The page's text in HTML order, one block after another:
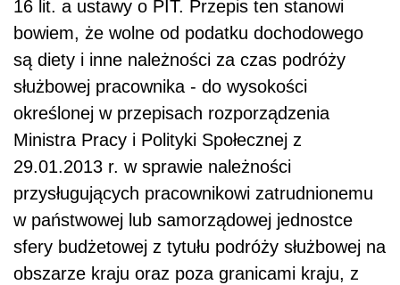
16 lit. a ustawy o PIT. Przepis ten stanowi
bowiem, że wolne od podatku dochodowego
są diety i inne należności za czas podróży
służbowej pracownika - do wysokości
określonej w przepisach rozporządzenia
Ministra Pracy i Polityki Społecznej z
29.01.2013 r. w sprawie należności
przysługujących pracownikowi zatrudnionemu
w państwowej lub samorządowej jednostce
sfery budżetowej z tytułu podróży służbowej na
obszarze kraju oraz poza granicami kraju, z